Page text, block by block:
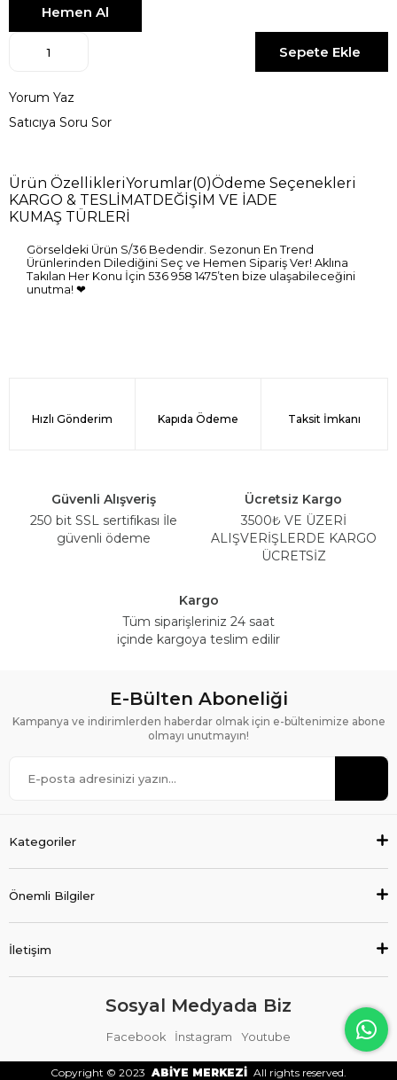
Yorum Yaz
Satıcıya Soru Sor
Ürün ÖzellikleriYorumlar(0)Ödeme Seçenekleri
KARGO & TESLİMATDEĞİŞİM VE İADE
KUMAŞ TÜRLERİ
Görseldeki Ürün S/36 Bedendir. Sezonun En Trend
Ürünlerinden Dilediğini Seç ve Hemen Sipariş Ver! Aklına
Takılan Her Konu İçin 536 958 1475’ten bize ulaşabileceğini
unutma! ❤
Hızlı Gönderim Kapıda Ödeme Taksit İmkanı
Güvenli Alışveriş
250 bit SSL sertifikası İle
güvenli ödeme
Ücretsiz Kargo
3500₺ VE ÜZERİ
ALIŞVERİŞLERDE KARGO
ÜCRETSİZ
Kargo
Tüm siparişleriniz 24 saat
içinde kargoya teslim edilir
E-Bülten Aboneliği
Kampanya ve indirimlerden haberdar olmak için e-bültenimize abone
olmayı unutmayın!
Kategoriler
Önemli Bilgiler
İletişim
Sosyal Medyada Biz
Facebook İnstagram Youtube
Copyright © 2023 ABİYE MERKEZİ All rights reserved.